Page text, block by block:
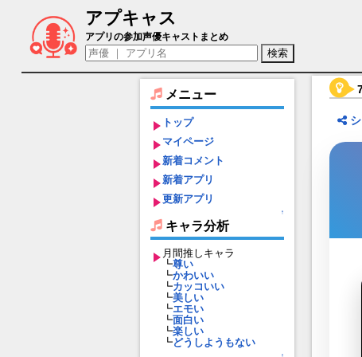
アプキャス
ケンゴ（声優：岩永悠平)【東京放課後サモ
アプリの参加声優キャストまとめ
メニュー
トップ
マイページ
新着コメント
新着アプリ
更新アプリ
↑
キャラ分析
月間推しキャラ
┗尊い
┗かわいい
┗カッコいい
┗美しい
┗エモい
┗面白い
┗楽しい
┗どうしようもない
シ